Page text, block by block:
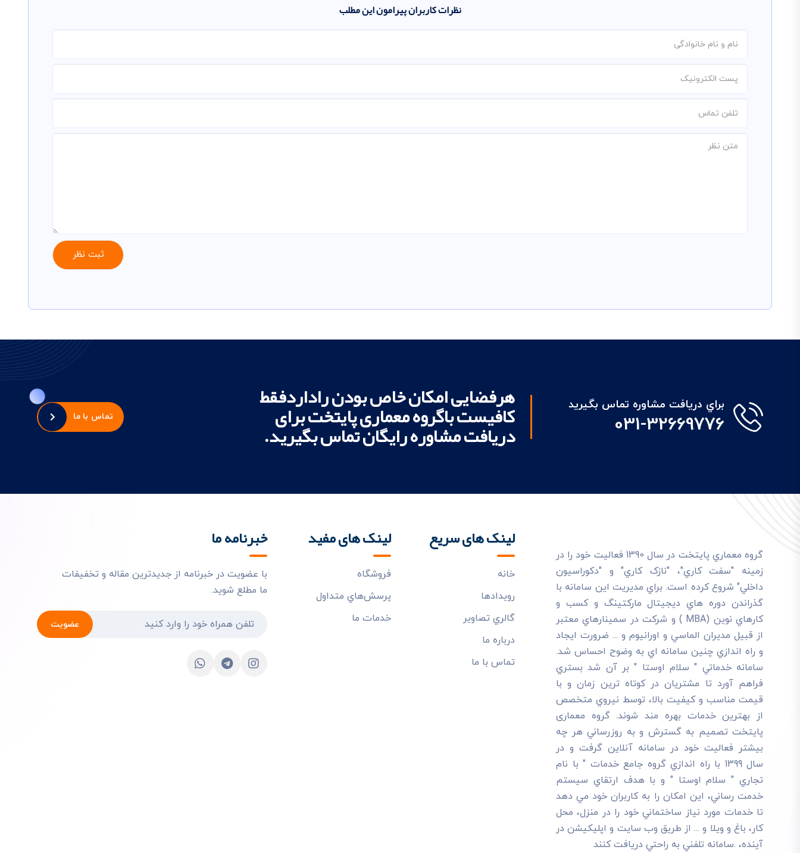
نظرات کاربران پیرامون این مطلب
براي دريافت مشاوره تماس بگيريد
031-32669776
هرفضایی امکان خاص بودن راداردفقط
کافیست باگروه معماری پایتخت برای
دریافت مشاوره رایگان تماس بگیرید.
تماس با ما
گروه معماري پايتخت در سال 1390 فعاليت خود را در
زمينه "سفت کاري"، "نازک کاري" و "دکوراسيون
داخلي" شروع کرده است. براي مديريت اين سامانه با
گذراندن دوره هاي ديجيتال مارکتينگ و کسب و
کارهاي نوين (MBA ) و شرکت در سمينارهاي معتبر
از قبيل مديران الماسي و اورانيوم و ... ضرورت ايجاد
و راه اندازي چنين سامانه اي به وضوح احساس شد.
سامانه خدماتي " سلام اوستا " بر آن شد بستري
فراهم آورد تا مشتريان در کوتاه ترين زمان و با
قيمت مناسب و کيفيت بالا، توسط نيروي متخصص
از بهترين خدمات بهره مند شوند. گروه معماری
پایتخت تصميم به گسترش و به روزرساني هر چه
بيشتر فعاليت خود در سامانه آنلاين گرفت و در
سال 1399 با راه اندازي گروه جامع خدمات " با نام
تجاري " سلام اوستا " و با هدف ارتقاي سيستم
خدمت رساني، اين امکان را به کاربران خود مي دهد
تا خدمات مورد نياز ساختماني خود را در منزل، محل
کار، باغ و ويلا و ... از طريق وب سايت و اپليکيشن در
آينده، .سامانه تلفني به راحتي دريافت کنند
لینک های سریع
خانه
رويدادها
گالري تصاوير
درباره ما
تماس با ما
لینک های مفید
فروشگاه
پرسش‌هاي متداول
خدمات ما
خبرنامه ما
با عضویت در خبرنامه از جدیدترین مقاله و تخفیفات
ما مطلع شوید.
عضویت